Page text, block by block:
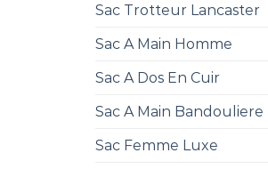
Sac Trotteur Lancaster
Sac A Main Homme
Sac A Dos En Cuir
Sac A Main Bandouliere
Sac Femme Luxe